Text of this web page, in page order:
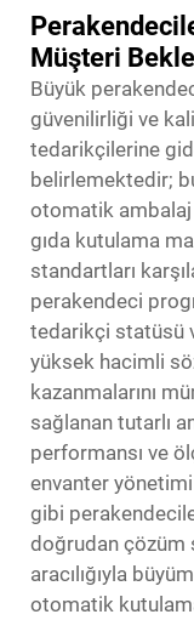
Müşteri
Büyük
güvenilirliği ve
tedarikçilerine
belirlemektedir;
otomatik
gıda kutulama
standartları
perakendeci
tedarikçi statüsü
yüksek hacimli
kazanmalarını
sağlanan tutarlı
performansı ve
envanter
gibi
doğrudan çözüm
aracılığıyla
otomatik